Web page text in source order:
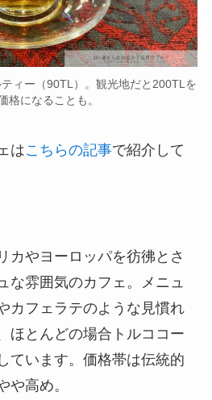
ィー（90TL）。観光地だと200TLを
格になることも。
はこちらの記事で紹介して
カやヨーロッパを彷彿とさ
な雰囲気のカフェ。メニュ
カフェラテのような見慣れ
ほとんどの場合トルココー
ています。価格帯は伝統的
や高め。